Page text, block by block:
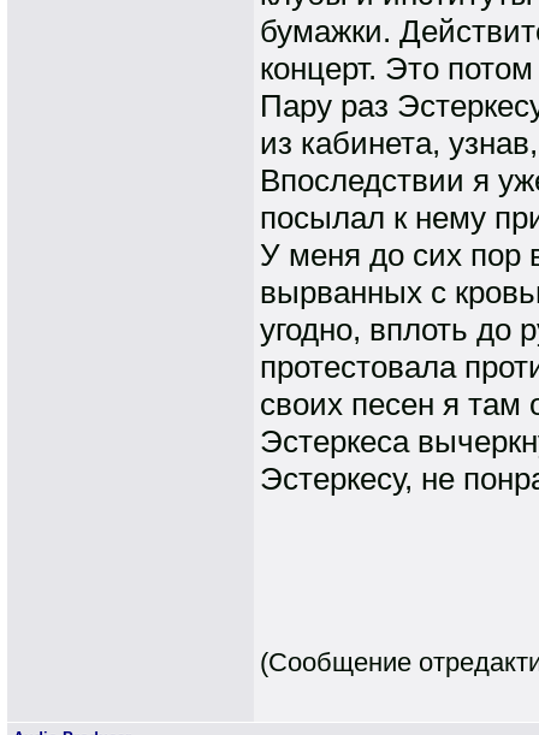
бумажки.
концерт. Это
Пару раз
из кабинета,
Впоследствии я
посылал к нему
У меня до сих пор
вырванных с
угодно, вплоть до
протестовала
своих песен я там
Эстеркеса
Эстеркесу, не
(Сообщение